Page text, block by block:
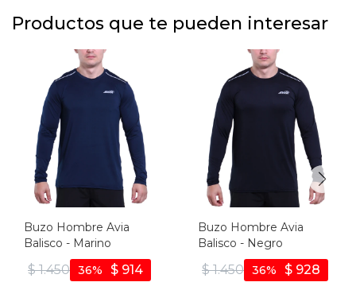
Productos que te pueden interesar
Buzo Hombre Avia
Balisco - Marino
$ 1.450 $ 914
36
Buzo Hombre Avia
Balisco - Negro
$ 1.450 $ 928
36